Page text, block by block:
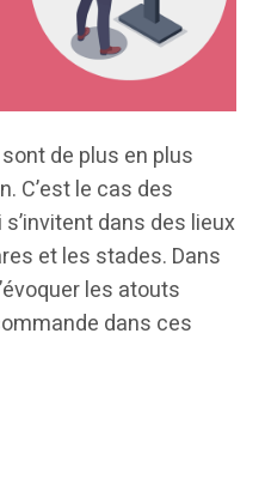
de plus en plus
C’est le cas des
dans des lieux
et les stades. Dans
les atouts
dans ces